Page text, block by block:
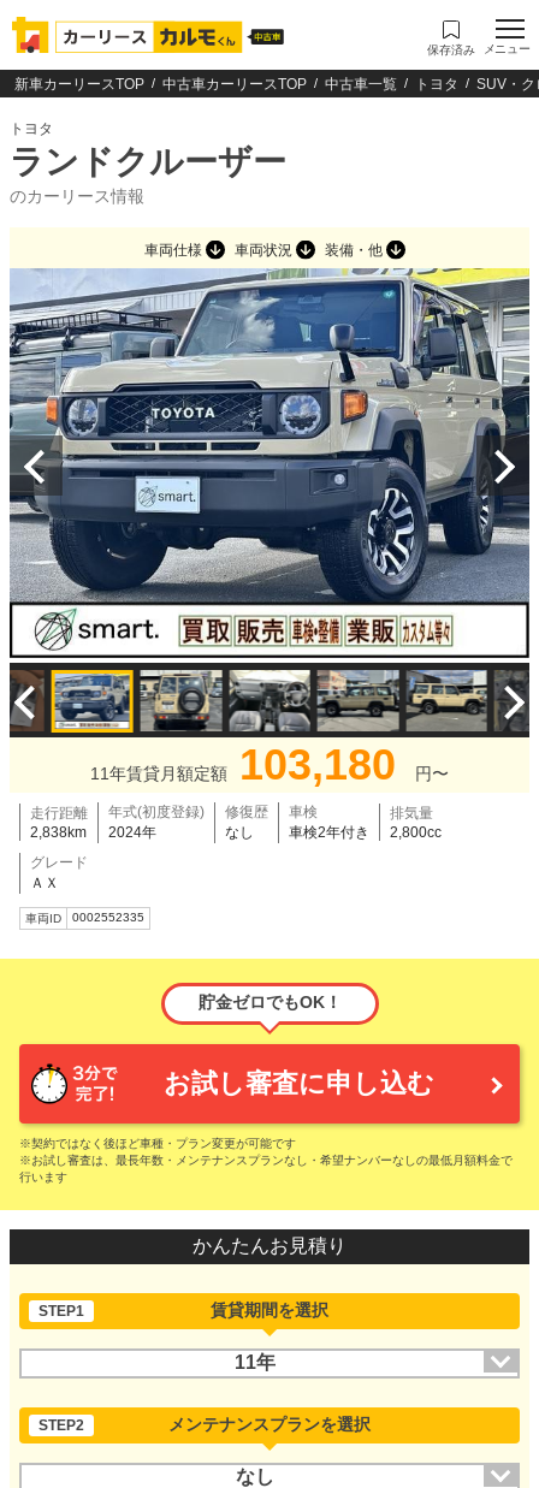
保存済み メニュー
新車カーリースTOP 中古車カーリースTOP 中古車一覧 トヨタ SUV・ク
トヨタ
ランドクルーザー
のカーリース情報
車両仕様 車両状況 装備・他
11年賃貸月額定額 103,180 円〜
走行距離
2,838km
年式(初度登録)
2024年
修復歴
なし
車検
車検2年付き
排気量
2,800cc
グレード
ＡＸ
車両ID 0002552335
貯金ゼロでもOK！
お試し審査に申し込む
※契約ではなく後ほど車種・プラン変更が可能です
※お試し審査は、最長年数・メンテナンスプランなし・希望ナンバーなしの最低月額料金で
行います
かんたんお見積り
STEP1 賃貸期間を選択
11年
STEP2 メンテナンスプランを選択
なし